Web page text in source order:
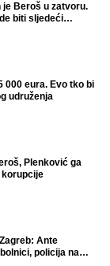
je Beroš u zatvoru.
biti sljedeći
000 eura. Evo tko bi
udruženja
Plenković ga
korupcije
Ante
policija na